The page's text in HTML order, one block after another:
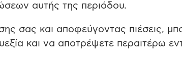
αυτής της περιόδου.
σας και αποφεύγοντας πιέσεις,
και να αποτρέψετε περαιτέρω